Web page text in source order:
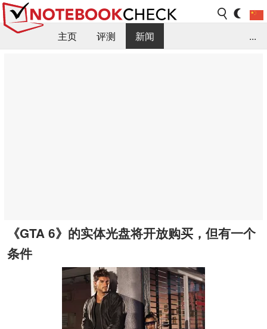
主页 评测
新闻
...
《GTA 6》的实体光盘将开放购买，但有一个
条件